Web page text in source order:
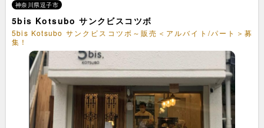
神奈川県逗子市
5bis Kotsubo サンクビスコツボ
5bis Kotsubo サンクビスコツボ～販売＜アルバイト/パート＞募
集！